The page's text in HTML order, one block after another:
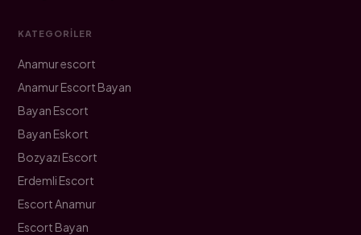
KATEGORILER
Anamur escort
Anamur Escort Bayan
Bayan Escort
Bayan Eskort
Bozyazı Escort
Erdemli Escort
Escort Anamur
Escort Bayan